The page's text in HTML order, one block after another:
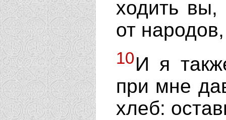
ходить вы,
от
10И я
при мне
хлеб: